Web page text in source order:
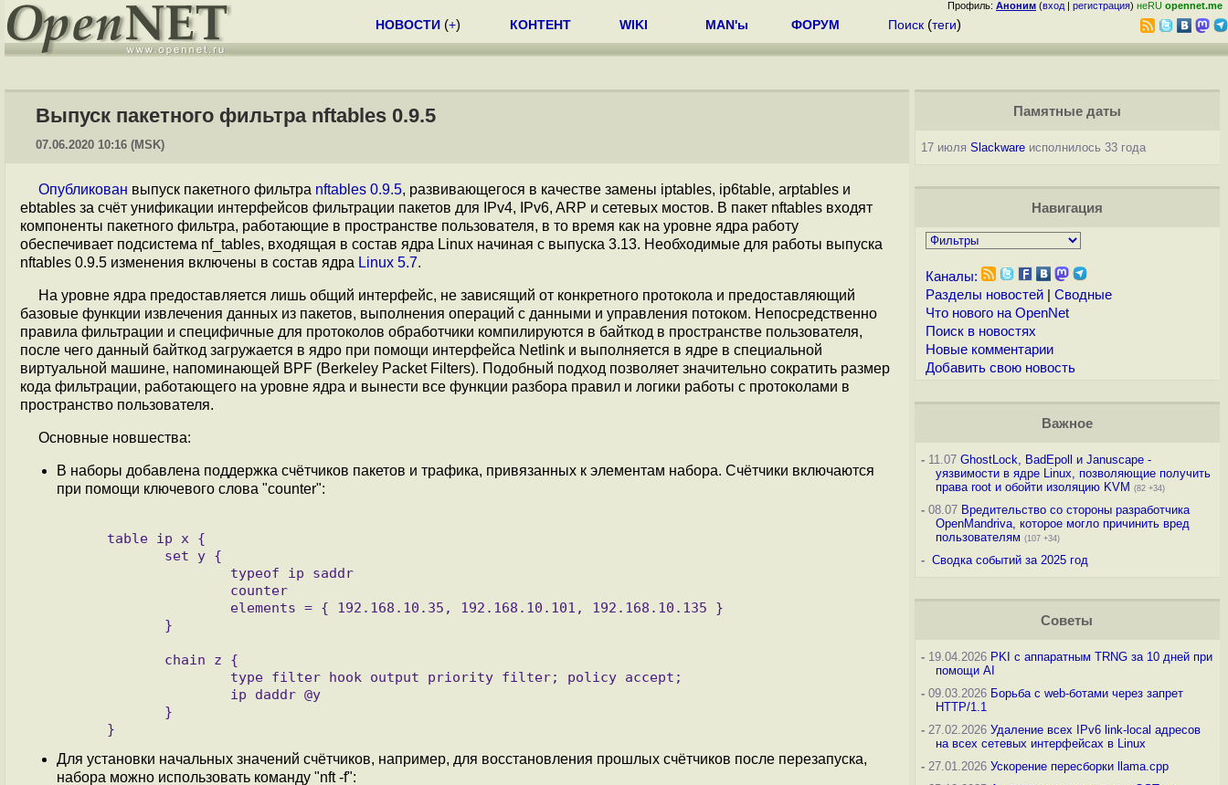
Профиль: Аноним (вход | регистрация) неRU opennet.me
НОВОСТИ (+) КОНТЕНТ WIKI MAN'ы ФОРУМ Поиск (теги)
Выпуск пакетного фильтра nftables 0.9.5
07.06.2020 10:16 (MSK)
Опубликован выпуск пакетного фильтра nftables 0.9.5, развивающегося в качестве замены iptables, ip6table, arptables и
ebtables за счёт унификации интерфейсов фильтрации пакетов для IPv4, IPv6, ARP и сетевых мостов. В пакет nftables входят
компоненты пакетного фильтра, работающие в пространстве пользователя, в то время как на уровне ядра работу
обеспечивает подсистема nf_tables, входящая в состав ядра Linux начиная с выпуска 3.13. Необходимые для работы выпуска
nftables 0.9.5 изменения включены в состав ядра Linux 5.7.
На уровне ядра предоставляется лишь общий интерфейс, не зависящий от конкретного протокола и предоставляющий
базовые функции извлечения данных из пакетов, выполнения операций с данными и управления потоком. Непосредственно
правила фильтрации и специфичные для протоколов обработчики компилируются в байткод в пространстве пользователя,
после чего данный байткод загружается в ядро при помощи интерфейса Netlink и выполняется в ядре в специальной
виртуальной машине, напоминающей BPF (Berkeley Packet Filters). Подобный подход позволяет значительно сократить размер
кода фильтрации, работающего на уровне ядра и вынести все функции разбора правил и логики работы с протоколами в
пространство пользователя.
Основные новшества:
В наборы добавлена поддержка счётчиков пакетов и трафика, привязанных к элементам набора. Счётчики включаются
при помощи ключевого слова "counter":
Для установки начальных значений счётчиков, например, для восстановления прошлых счётчиков после перезапуска,
набора можно использовать команду "nft -f":
Памятные даты
17 июля Slackwareисполнилось 33 года
Навигация
Каналы:
Разделы новостей| Сводные
Что нового на OpenNet
Поиск в новостях
Новые комментарии
Добавить свою новость
Важное
-11.07 GhostLock, BadEpoll и Januscape -
уязвимости в ядре Linux, позволяющие получить
права root и обойти изоляцию KVM (82 +34)
-08.07 Вредительство со стороны разработчика
OpenMandriva, которое могло причинить вред
пользователям (107 +34)
- Сводка событий за 2025 год
Советы
-19.04.2026 PKI с аппаратным TRNG за 10 дней при
помощи AI
-09.03.2026 Борьба с web-ботами через запрет
HTTP/1.1
-27.02.2026 Удаление всех IPv6 link-local адресов
на всех сетевых интерфейсах в Linux
-27.01.2026 Ускорение пересборки llama.cpp